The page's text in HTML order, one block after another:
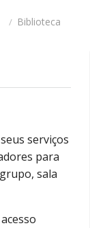
/ Biblioteca
serviços
para
sala